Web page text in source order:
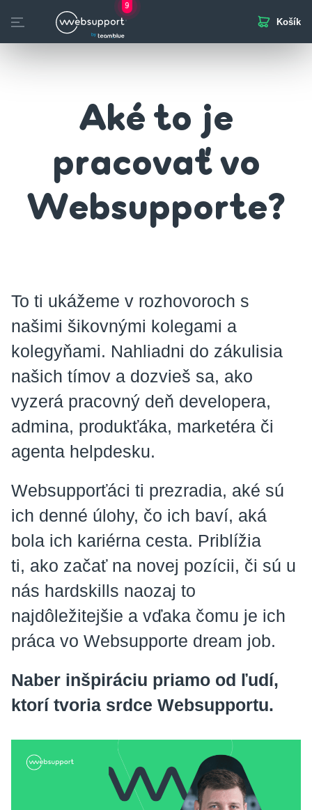
Skip
to
9
otvorených pozícií
Košík
Aké to je
pracovať vo
Websupporte?
To ti ukážeme v rozhovoroch s
našimi šikovnými kolegami a
kolegyňami. Nahliadni do zákulisia
našich tímov a dozvieš sa, ako
vyzerá pracovný deň developera,
admina, produkťáka, marketéra či
agenta helpdesku.
Websupporťáci ti prezradia, aké sú
ich denné úlohy, čo ich baví, aká
bola ich kariérna cesta. Priblížia
ti, ako začať na novej pozícii, či sú u
nás hardskills naozaj to
najdôležitejšie a vďaka čomu je ich
práca vo Websupporte dream job.
Naber inšpiráciu priamo od ľudí,
ktorí tvoria srdce Websupportu.